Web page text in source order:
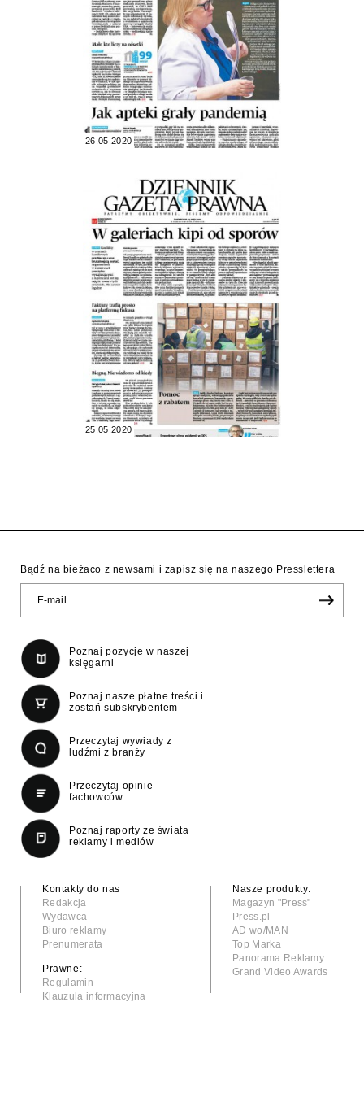
26.05.2020
25.05.2020
Bądź na bieżaco z newsami i zapisz się na naszego Presslettera
Poznaj pozycje w naszej
księgarni
Poznaj nasze płatne treści i
zostań subskrybentem
Przeczytaj wywiady z
ludźmi z branży
Przeczytaj opinie
fachowców
Poznaj raporty ze świata
reklamy i mediów
Kontakty do nas
Redakcja
Wydawca
Biuro reklamy
Prenumerata
Prawne:
Regulamin
Klauzula informacyjna
Nasze produkty:
Magazyn "Press"
Press.pl
AD wo/MAN
Top Marka
Panorama Reklamy
Grand Video Awards